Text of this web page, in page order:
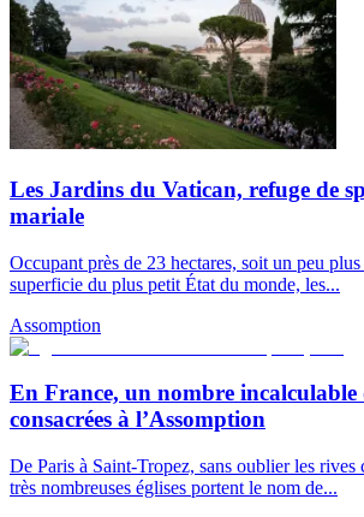
Les Jardins du Vatican, refuge de
mariale
Occupant près de 23 hectares, soit un peu
superficie du plus petit État du monde, les...
Assomption
En France, un nombre incalculable
consacrées à l’Assomption
De Paris à Saint-Tropez, sans oublier les rives
très nombreuses églises portent le nom de...